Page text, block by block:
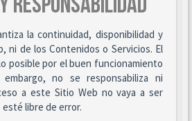
la continuidad, disponibilidad y
ni de los Contenidos o Servicios. El
posible por el buen funcionamiento
no se responsabiliza ni
a este Sitio Web no vaya a ser
libre de error.